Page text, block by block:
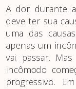
A dor durante
deve ter sua
uma das
apenas um
vai passar.
incômodo
progressivo.